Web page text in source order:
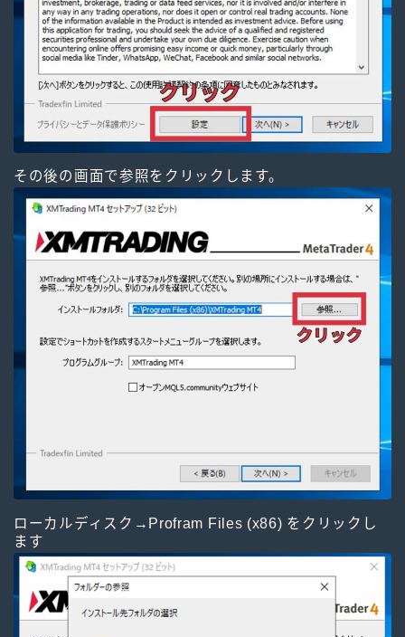
その後の画面で参照をクリックします。
ローカルディスク→Profram Files (x86) をクリックし
ます